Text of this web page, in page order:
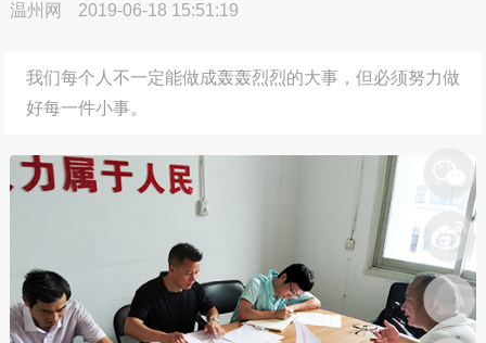
温州网 2019-06-18 15:51:19
我们每个人不一定能做成轰轰烈烈的大事，但必须努力做
好每一件小事。